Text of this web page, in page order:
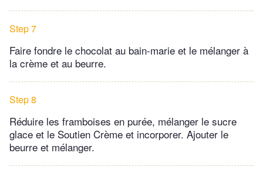
Step 7
Faire fondre le chocolat au bain-marie et le mélanger à
la crème et au beurre.
Step 8
Réduire les framboises en purée, mélanger le sucre
glace et le Soutien Crème et incorporer. Ajouter le
beurre et mélanger.